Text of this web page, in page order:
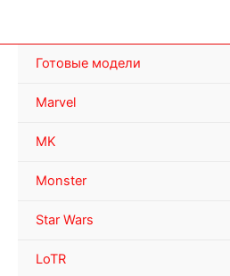
Готовые модели
Marvel
MK
Monster
Star Wars
LoTR